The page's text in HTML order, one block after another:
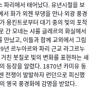
리에서 태어났다. 유년시절을 보
서 화가 외젠 부댕을 만나 외광 풍경
용킨트로부터 대기 중의 빛의 포착
간 모네는 샤를 글레르의 화실에서
만났고, 이들과 함께 교외에서 그림
르누아르와 파리 근교 라그르누
친 붓질로 빛의 변화를 표현하는 새
등장을 알렸다. 1870년 카미유 동
전쟁이 발발하자 런던으로 피신했
영국 풍경화에 감명을 받았다.